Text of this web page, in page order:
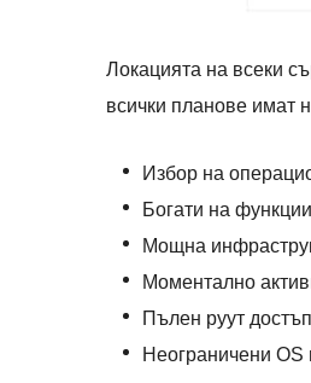
Локацията на всеки
всички планове имат
Избор на
Богати на
Мощна
Моментално
Пълен руут достъп
Неограничени